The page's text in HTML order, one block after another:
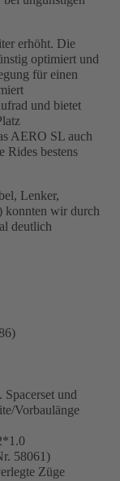
erhöht. Die
optimiert und
für einen
und bietet
AERO SL auch
Rides bestens
Lenker,
konnten wir durch
deutlich
und
Vorbaulänge
58061)
Züge